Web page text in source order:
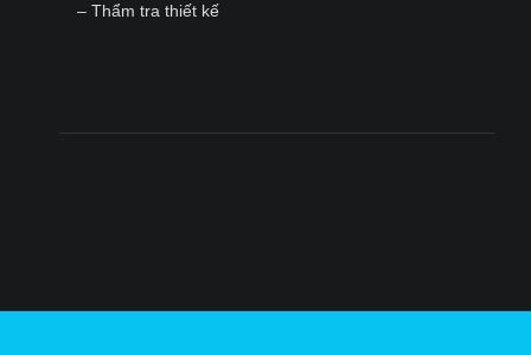
– Thẩm tra thiết kế